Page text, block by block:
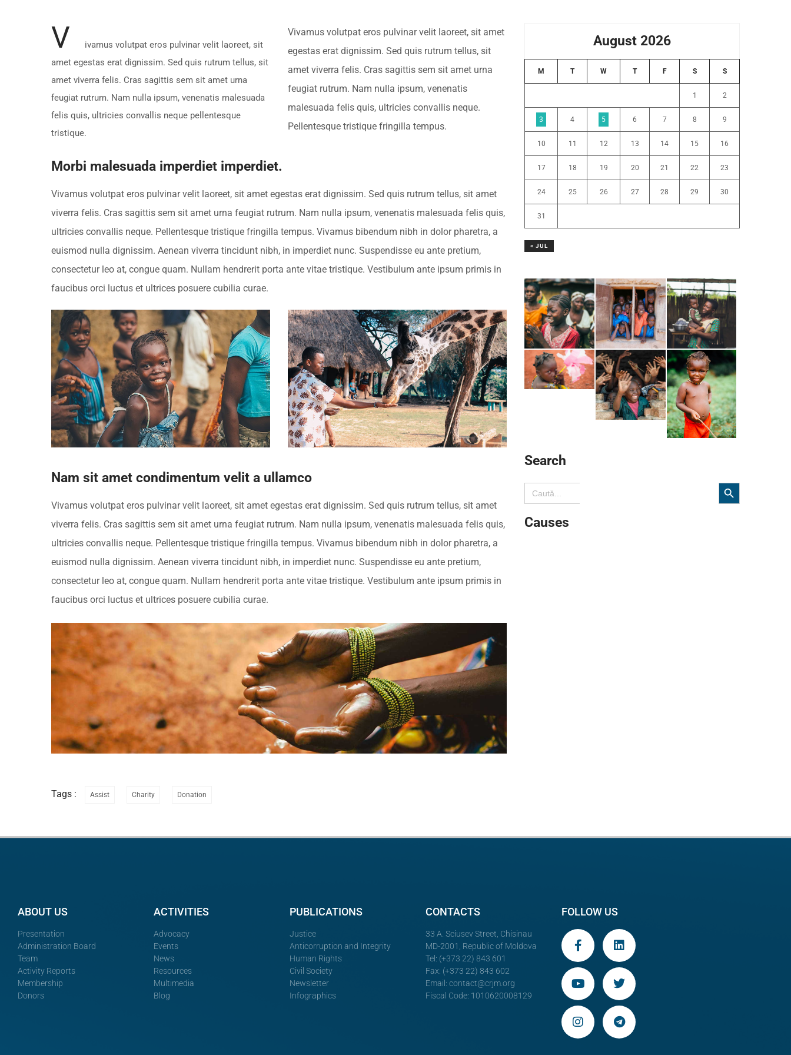
V
ivamus volutpat eros pulvinar velit laoreet, sit
amet egestas erat dignissim. Sed quis rutrum tellus, sit
amet viverra felis. Cras sagittis sem sit amet urna
feugiat rutrum. Nam nulla ipsum, venenatis malesuada
felis quis, ultricies convallis neque pellentesque
tristique.
Vivamus volutpat eros pulvinar velit laoreet, sit amet
egestas erat dignissim. Sed quis rutrum tellus, sit
amet viverra felis. Cras sagittis sem sit amet urna
feugiat rutrum. Nam nulla ipsum, venenatis
malesuada felis quis, ultricies convallis neque.
Pellentesque tristique fringilla tempus.
Morbi malesuada imperdiet imperdiet.
Vivamus volutpat eros pulvinar velit laoreet, sit amet egestas erat dignissim. Sed quis rutrum tellus, sit amet
viverra felis. Cras sagittis sem sit amet urna feugiat rutrum. Nam nulla ipsum, venenatis malesuada felis quis,
ultricies convallis neque. Pellentesque tristique fringilla tempus. Vivamus bibendum nibh in dolor pharetra, a
euismod nulla dignissim. Aenean viverra tincidunt nibh, in imperdiet nunc. Suspendisse eu ante pretium,
consectetur leo at, congue quam. Nullam hendrerit porta ante vitae tristique. Vestibulum ante ipsum primis in
faucibus orci luctus et ultrices posuere cubilia curae.
Nam sit amet condimentum velit a ullamco
Vivamus volutpat eros pulvinar velit laoreet, sit amet egestas erat dignissim. Sed quis rutrum tellus, sit amet
viverra felis. Cras sagittis sem sit amet urna feugiat rutrum. Nam nulla ipsum, venenatis malesuada felis quis,
ultricies convallis neque. Pellentesque tristique fringilla tempus. Vivamus bibendum nibh in dolor pharetra, a
euismod nulla dignissim. Aenean viverra tincidunt nibh, in imperdiet nunc. Suspendisse eu ante pretium,
consectetur leo at, congue quam. Nullam hendrerit porta ante vitae tristique. Vestibulum ante ipsum primis in
faucibus orci luctus et ultrices posuere cubilia curae.
August 2026
M T W T F S S
1 2
3 4 5 6 7 8 9
10 11 12 13 14 15 16
17 18 19 20 21 22 23
24 25 26 27 28 29 30
31
« JUL
Search
Search
for:
Search Button
Causes
Tags : Assist Charity Donation
ABOUT US
Presentation
Administration Board
Team
Activity Reports
Membership
Donors
ACTIVITIES
Advocacy
Events
News
Resources
Multimedia
Blog
PUBLICATIONS
Justice
Anticorruption and Integrity
Human Rights
Civil Society
Newsletter
Infographics
CONTACTS
33 A. Sciusev Street, Chisinau
MD-2001, Republic of Moldova
Tel: (+373 22) 843 601
Fax: (+373 22) 843 602
Email: contact@crjm.org
Fiscal Code: 1010620008129
FOLLOW US